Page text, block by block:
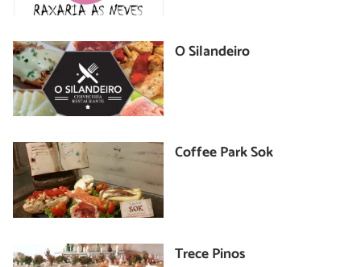
O Silandeiro
Coffee Park Sok
Trece Pinos